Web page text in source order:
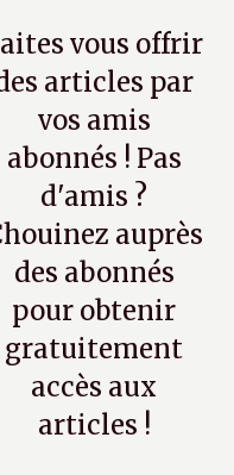
vous offrir
articles par
vos amis
abonnés ! Pas
d'amis ?
auprès
des abonnés
pour obtenir
gratuitement
accès aux
articles !